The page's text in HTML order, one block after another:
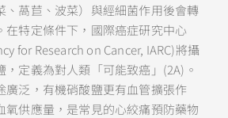
、萵苣、波菜）與經細菌作用後會轉
在特定條件下，國際癌症研究中心
for Research on Cancer, IARC)將攝
定義為對人類「可能致癌」(2A)。
廣泛，有機硝酸鹽更有血管擴張作
氧供應量，是常見的心絞痛預防藥物